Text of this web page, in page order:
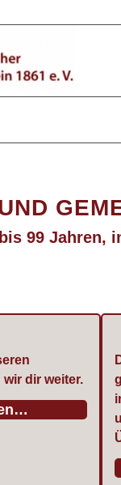
99 Jahren,
dir weiter.